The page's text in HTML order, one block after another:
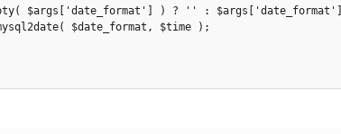
$args['date_format'] ) ? '' :
$date_format, $time );